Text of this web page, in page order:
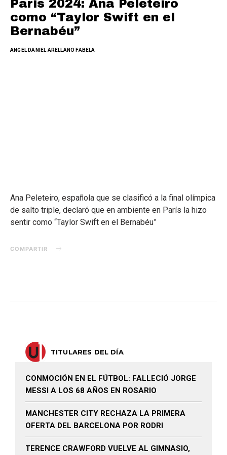
Paris 2024: Ana Peleteiro
como “Taylor Swift en el
Bernabéu”
ANGEL DANIEL ARELLANO FABELA
Ana Peleteiro, española que se clasificó a la final olímpica
de salto triple, declaró que en ambiente en París la hizo
sentir como “Taylor Swift en el Bernabéu”
COMPARTIR
TITULARES DEL DÍA
CONMOCIÓN EN EL FÚTBOL: FALLECIÓ JORGE
MESSI A LOS 68 AÑOS EN ROSARIO
MANCHESTER CITY RECHAZA LA PRIMERA
OFERTA DEL BARCELONA POR RODRI
TERENCE CRAWFORD VUELVE AL GIMNASIO,